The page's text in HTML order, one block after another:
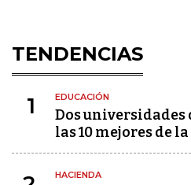
TENDENCIAS
1 EDUCACIÓN
Dos universidades
las 10 mejores de
HACIENDA